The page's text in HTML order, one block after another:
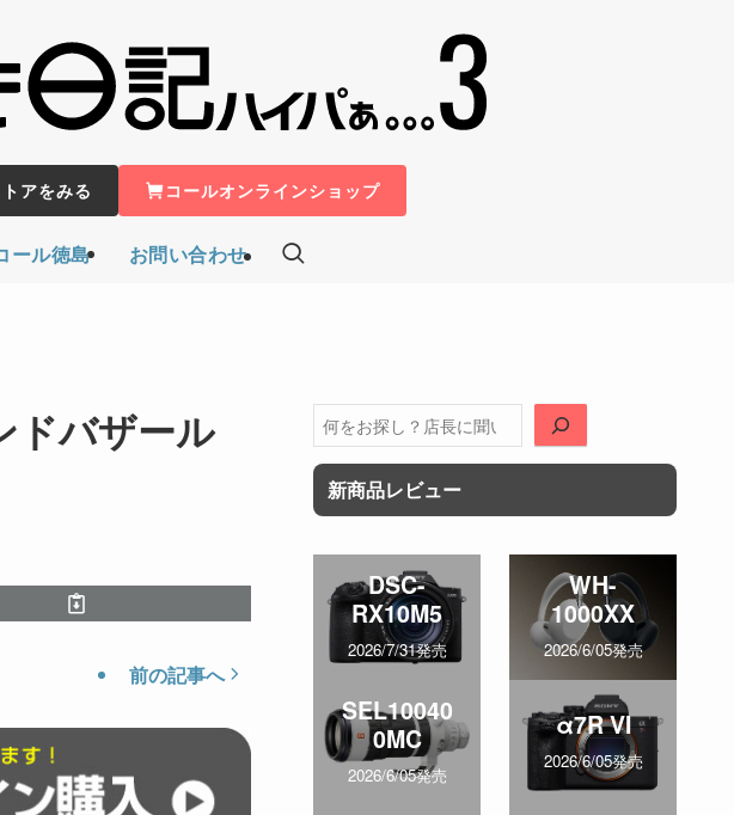
ール徳島 お問い合わせ
アをみる コールオンラインショップ
ドバザール
前の記事へ
検
索
新商品レビュー
DSC-
RX10M5
2026/7/31発売
WH-
1000XX
2026/6/05発売
SEL10040
0MC
2026/6/05発売
α7R VI
2026/6/05発売